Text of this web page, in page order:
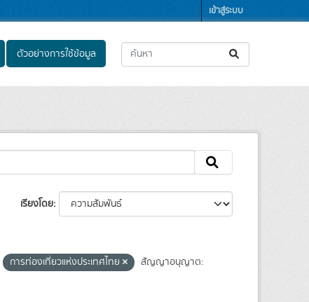
เข้าสู่ระบบ
ตัวอย่างการใช้ข้อมูล
เรียงโดย
การท่องเที่ยวแห่งประเทศไทย
สัญญาอนุญาต: